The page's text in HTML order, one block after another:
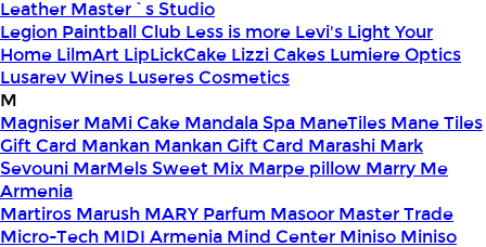
Leather Master`s Studio
Legion Paintball Club Less is more Levi's Light Your
Home LilmArt LipLickCake Lizzi Cakes Lumiere Optics
Lusarev Wines Luseres Cosmetics
M
Magniser MaMi Cake Mandala Spa ManeTiles Mane Tiles
Gift Card Mankan Mankan Gift Card Marashi Mark
Sevouni MarMels Sweet Mix Marpe pillow Marry Me
Armenia
Martiros Marush MARY Parfum Masoor Master Trade
Micro-Tech MIDI Armenia Mind Center Miniso Miniso